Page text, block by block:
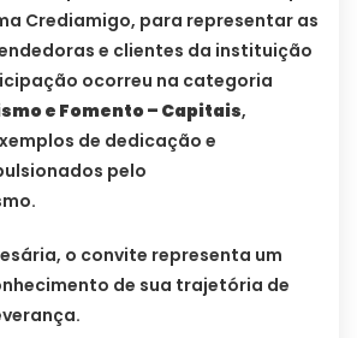
Crediamigo, para representar as
e clientes da instituição
ocorreu na categoria
e Fomento – Capitais,
de dedicação e
pelo
o convite representa um
de sua trajetória de